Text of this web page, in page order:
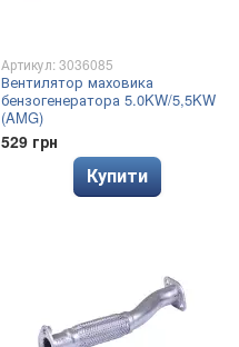
Артикул: 3036085
Вентилятор маховика
бензогенератора 5.0KW/5,5KW
(AMG)
529 грн
Купити